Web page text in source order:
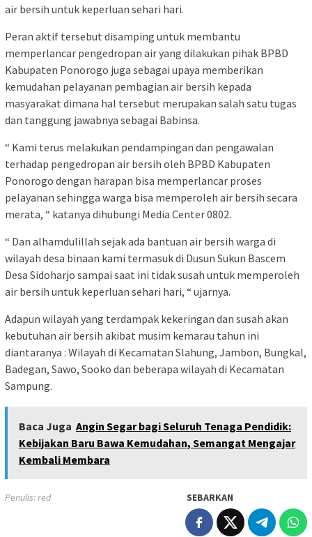
air bersih untuk keperluan sehari hari.
Peran aktif tersebut disamping untuk membantu
memperlancar pengedropan air yang dilakukan pihak BPBD
Kabupaten Ponorogo juga sebagai upaya memberikan
kemudahan pelayanan pembagian air bersih kepada
masyarakat dimana hal tersebut merupakan salah satu tugas
dan tanggung jawabnya sebagai Babinsa.
“ Kami terus melakukan pendampingan dan pengawalan
terhadap pengedropan air bersih oleh BPBD Kabupaten
Ponorogo dengan harapan bisa memperlancar proses
pelayanan sehingga warga bisa memperoleh air bersih secara
merata, “ katanya dihubungi Media Center 0802.
“ Dan alhamdulillah sejak ada bantuan air bersih warga di
wilayah desa binaan kami termasuk di Dusun Sukun Bascem
Desa Sidoharjo sampai saat ini tidak susah untuk memperoleh
air bersih untuk keperluan sehari hari, “ ujarnya.
Adapun wilayah yang terdampak kekeringan dan susah akan
kebutuhan air bersih akibat musim kemarau tahun ini
diantaranya : Wilayah di Kecamatan Slahung, Jambon, Bungkal,
Badegan, Sawo, Sooko dan beberapa wilayah di Kecamatan
Sampung.
Baca Juga Angin Segar bagi Seluruh Tenaga Pendidik:
Kebijakan Baru Bawa Kemudahan, Semangat Mengajar
Kembali Membara
Penulis: red SEBARKAN